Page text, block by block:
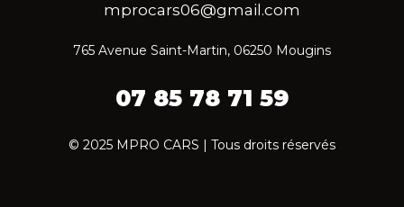
mprocars06@gmail.com
765 Avenue Saint-Martin, 06250 Mougins
07 85 78 71 59‬
© 2025 MPRO CARS | Tous droits réservés